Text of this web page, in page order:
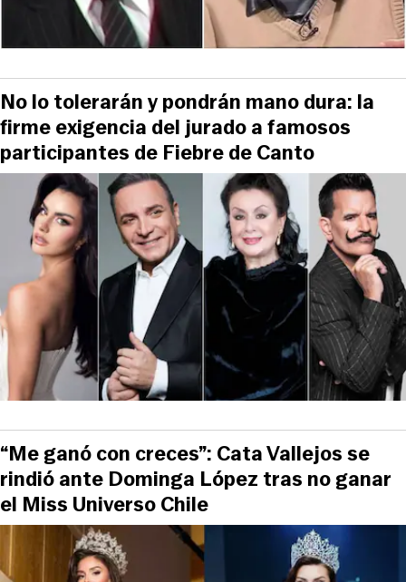
No lo tolerarán y pondrán mano dura: la
firme exigencia del jurado a famosos
participantes de Fiebre de Canto
“Me ganó con creces”: Cata Vallejos se
rindió ante Dominga López tras no ganar
el Miss Universo Chile